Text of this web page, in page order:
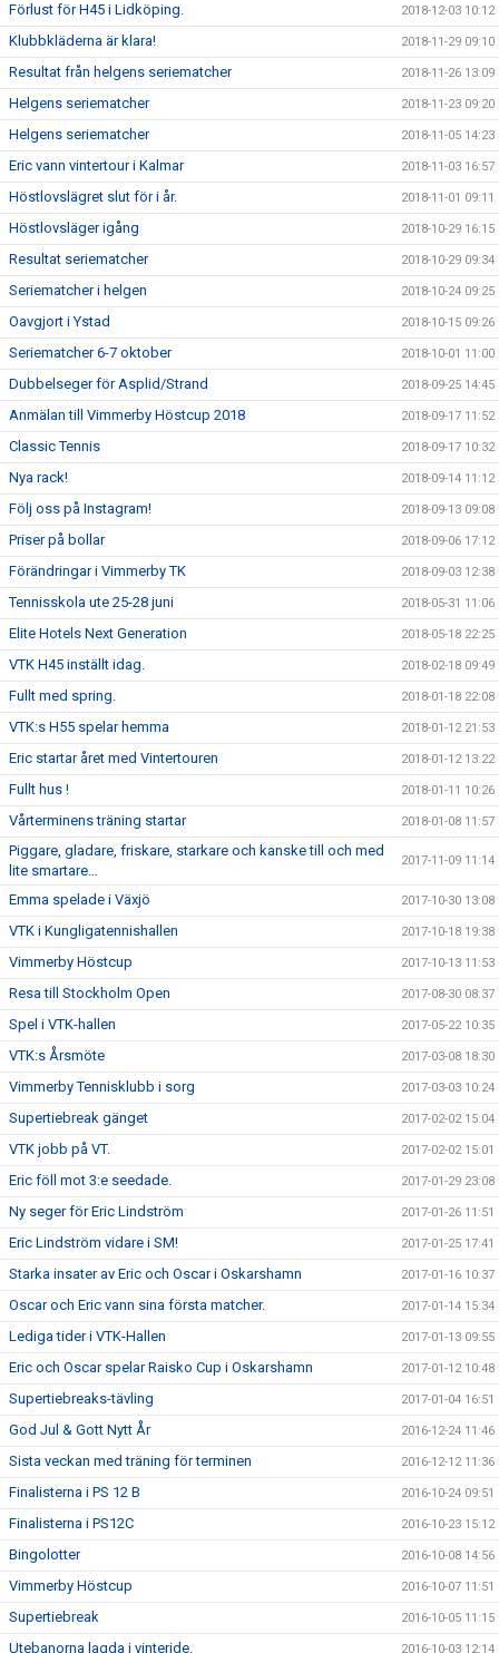
Förlust för H45 i Lidköping. 2018-12-03 10:12
Klubbkläderna är klara! 2018-11-29 09:10
Resultat från helgens seriematcher 2018-11-26 13:09
Helgens seriematcher 2018-11-23 09:20
Helgens seriematcher 2018-11-05 14:23
Eric vann vintertour i Kalmar 2018-11-03 16:57
Höstlovslägret slut för i år. 2018-11-01 09:11
Höstlovsläger igång 2018-10-29 16:15
Resultat seriematcher 2018-10-29 09:34
Seriematcher i helgen 2018-10-24 09:25
Oavgjort i Ystad 2018-10-15 09:26
Seriematcher 6-7 oktober 2018-10-01 11:00
Dubbelseger för Asplid/Strand 2018-09-25 14:45
Anmälan till Vimmerby Höstcup 2018 2018-09-17 11:52
Classic Tennis 2018-09-17 10:32
Nya rack! 2018-09-14 11:12
Följ oss på Instagram! 2018-09-13 09:08
Priser på bollar 2018-09-06 17:12
Förändringar i Vimmerby TK 2018-09-03 12:38
Tennisskola ute 25-28 juni 2018-05-31 11:06
Elite Hotels Next Generation 2018-05-18 22:25
VTK H45 inställt idag. 2018-02-18 09:49
Fullt med spring. 2018-01-18 22:08
VTK:s H55 spelar hemma 2018-01-12 21:53
Eric startar året med Vintertouren 2018-01-12 13:22
Fullt hus ! 2018-01-11 10:26
Vårterminens träning startar 2018-01-08 11:57
Piggare, gladare, friskare, starkare och kanske till och med
lite smartare…
2017-11-09 11:14
Emma spelade i Växjö 2017-10-30 13:08
VTK i Kungligatennishallen 2017-10-18 19:38
Vimmerby Höstcup 2017-10-13 11:53
Resa till Stockholm Open 2017-08-30 08:37
Spel i VTK-hallen 2017-05-22 10:35
VTK:s Årsmöte 2017-03-08 18:30
Vimmerby Tennisklubb i sorg 2017-03-03 10:24
Supertiebreak gänget 2017-02-02 15:04
VTK jobb på VT. 2017-02-02 15:01
Eric föll mot 3:e seedade. 2017-01-29 23:08
Ny seger för Eric Lindström 2017-01-26 11:51
Eric Lindström vidare i SM! 2017-01-25 17:41
Starka insater av Eric och Oscar i Oskarshamn 2017-01-16 10:37
Oscar och Eric vann sina första matcher. 2017-01-14 15:34
Lediga tider i VTK-Hallen 2017-01-13 09:55
Eric och Oscar spelar Raisko Cup i Oskarshamn 2017-01-12 10:48
Supertiebreaks-tävling 2017-01-04 16:51
God Jul & Gott Nytt År 2016-12-24 11:46
Sista veckan med träning för terminen 2016-12-12 11:36
Finalisterna i PS 12 B 2016-10-24 09:51
Finalisterna i PS12C 2016-10-23 15:12
Bingolotter 2016-10-08 14:56
Vimmerby Höstcup 2016-10-07 11:51
Supertiebreak 2016-10-05 11:15
Utebanorna lagda i vinteride. 2016-10-03 12:14